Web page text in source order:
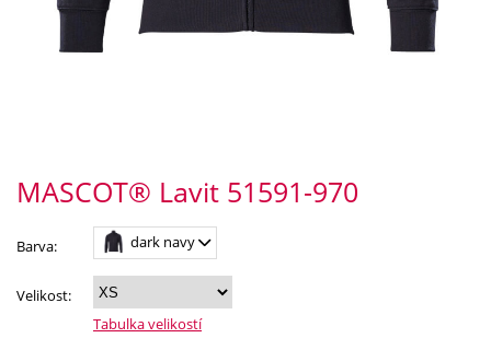
MASCOT® Lavit 51591-970
Barva: dark navy
Velikost:
Tabulka velikostí